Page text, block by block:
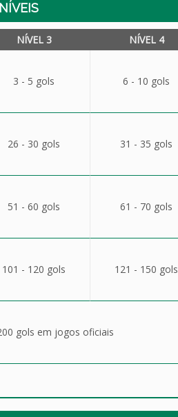
NÍVEL 3 NÍVEL 4
3 - 5 gols 6 - 10 gols
26 - 30 gols 31 - 35 gols
51 - 60 gols 61 - 70 gols
101 - 120 gols 121 - 150 gols
gols em jogos oficiais